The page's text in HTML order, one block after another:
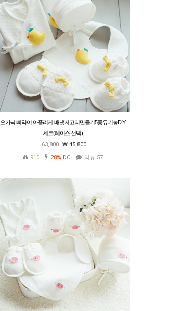
오가닉 삐약이 아플리케 배냇저고리만들기5종유기농DIY
세트(레이스 선택)
63,800
45,800
910
28% DC 리뷰 57